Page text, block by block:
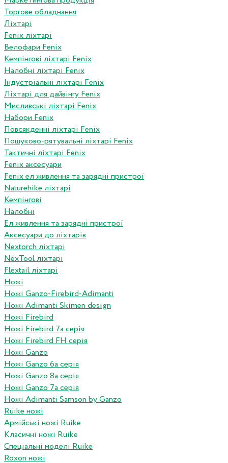
Торгове обладнання
Ліхтарі
Fenix ліхтарі
Велофари Fenix
Кемпінгові ліхтарі Fenix
Налобні ліхтарі Fenix
Індустріальні ліхтарі Fenix
Ліхтарі для дайвінгу Fenix
Мисливські ліхтарі Fenix
Набори Fenix
Повсякденні ліхтарі Fenix
Пошуково-рятувальні ліхтарі Fenix
Тактичні ліхтарі Fenix
Fenix аксесуари
Fenix ел живлення та зарядні пристрої
Naturehike ліхтарі
Кемпінгові
Налобні
Ел живлення та зарядні пристрої
Аксесуари до ліхтарів
Nextorch ліхтарі
NexTool ліхтарі
Flextail ліхтарі
Ножі
Ножі Ganzo-Firebird-Adimanti
Ножі Adimanti Skimen design
Ножі Firebird
Ножі Firebird 7а серія
Ножі Firebird FH серія
Ножі Ganzo
Ножі Ganzo 6а серія
Ножі Ganzo 8а серія
Ножі Ganzo 7а серія
Ножі Adimanti Samson by Ganzo
Ruike ножі
Армійські ножі Ruike
Класичні ножі Ruike
Спеціальні моделі Ruike
Roxon ножi